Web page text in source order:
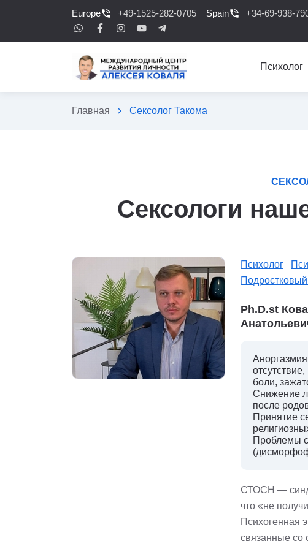
Europephone_in_talk +49-1525-282-0705 Spainphone_in_talk +34-69-938-
Психолог
Главная chevron_right Сексолог Такома
Сексологи
Психолог
Ph.D.st
боли,
Снижение
после
Принятие
Проблемы
СТОСН —
что «не
Психогенная
связанные со